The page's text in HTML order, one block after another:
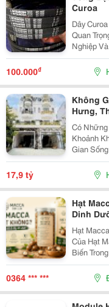
Curoa
Dây
Quan
Nghiệp Và Trong
Bằng Cao
Trong Có
Động...
100.000₫
Không
Hưng,
Có
Khoảnh
Gian
Hưng: - Vị Trí: Kdc Tân Mỹ, Đường Rộng 20M Thông
Thoáng
17,9 tỷ
Hạt
Dinh
Hạt
Của Hạt Macca Hạt Macca Ngày
Biến
Loại Hạt
Cách Sử
0364 *** ***